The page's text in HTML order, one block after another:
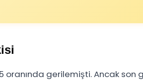
oranında gerilemişti. Ancak son